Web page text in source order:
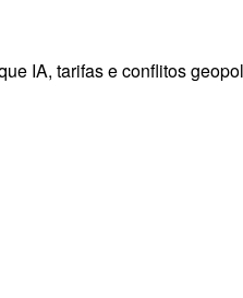
IA, tarifas e conflitos